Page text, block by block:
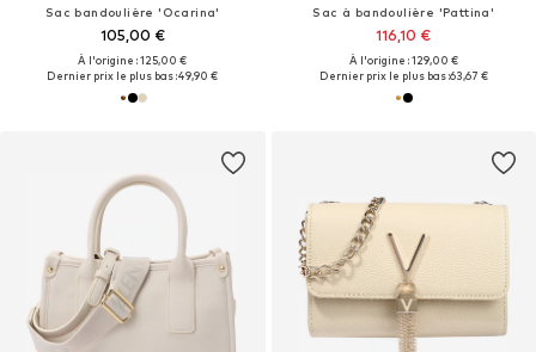
Sac bandoulière 'Ocarina'
105,00 €
À l'origine : 125,00 €
Dernier prix le plus bas :49,90 €
Sac à bandoulière 'Pattina'
116,10 €
À l'origine : 129,00 €
Dernier prix le plus bas :63,67 €